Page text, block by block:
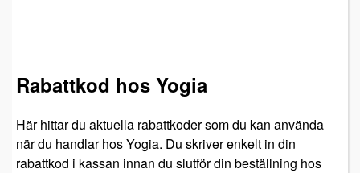
Rabattkod hos Yogia
Här hittar du aktuella rabattkoder som du kan använda
när du handlar hos Yogia. Du skriver enkelt in din
rabattkod i kassan innan du slutför din beställning hos